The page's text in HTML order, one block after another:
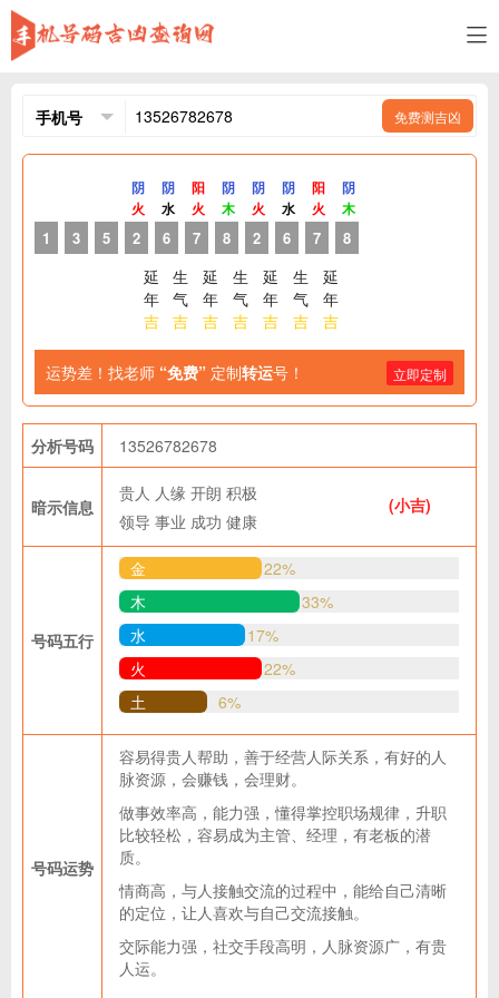
免费测吉凶
1 3 5
阴
火
2
阴
水
6
延
年
吉
阳
火
7
生
气
吉
阴
木
8
延
年
吉
阴
火
2
生
气
吉
阴
水
6
延
年
吉
阳
火
7
生
气
吉
阴
木
8
延
年
吉
运势差！找老师 “免费” 定制转运号！ 立即定制
分析号码 13526782678
暗示信息
贵人 人缘 开朗 积极
领导 事业 成功 健康
(小吉)
号码五行
金
22%
木
33%
水
17%
火
22%
土
6%
号码运势
容易得贵人帮助，善于经营人际关系，有好的人
脉资源，会赚钱，会理财。
做事效率高，能力强，懂得掌控职场规律，升职
比较轻松，容易成为主管、经理，有老板的潜
质。
情商高，与人接触交流的过程中，能给自己清晰
的定位，让人喜欢与自己交流接触。
交际能力强，社交手段高明，人脉资源广，有贵
人运。